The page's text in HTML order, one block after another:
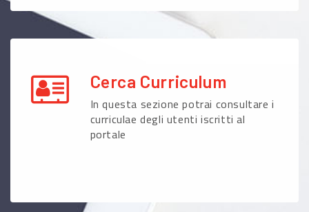
Cerca Curriculum
In questa sezione potrai consultare i
curriculae degli utenti iscritti al
portale